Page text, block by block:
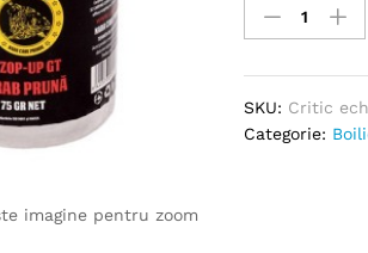
imagine pentru zoom
echilibrate
Tzop-
&
Pruna
SKU: Critic
Categorie: